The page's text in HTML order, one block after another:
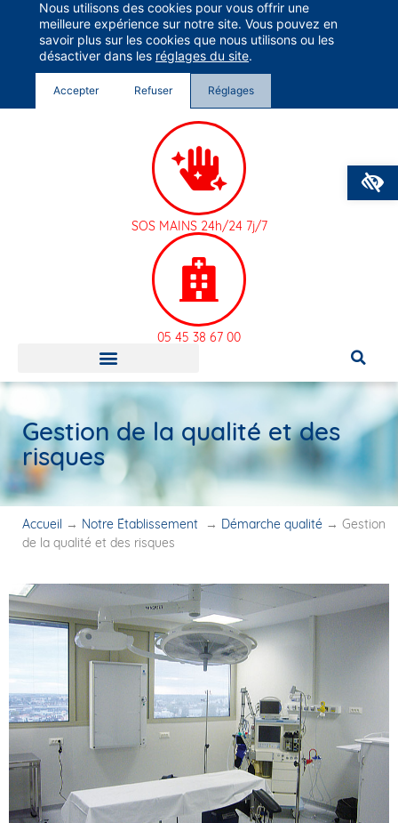
Groupe Vivalto Santé
Entre nous, la vie
SOS MAINS 24h/24 7j/7
05 45 38 67 00
Gestion de la qualité et des
risques
Accueil → Notre Établissement → Démarche qualité → Gestion
de la qualité et des risques
Nous utilisons des cookies pour vous offrir une
meilleure expérience sur notre site. Vous pouvez en
savoir plus sur les cookies que nous utilisons ou les
désactiver dans les réglages du site.
Accepter Refuser Réglages